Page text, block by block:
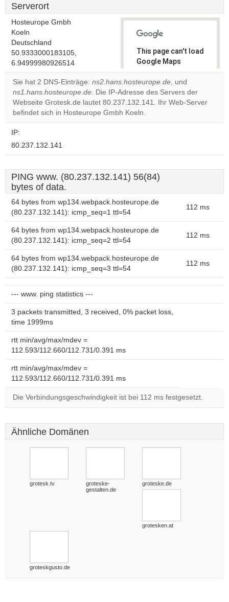
Serverort
Hosteurope Gmbh
Koeln
Deutschland
50.9333000183105,
6.94999980926514
This page can't load
Google Maps
correctly.
Do you
own this
OK
Sie hat 2 DNS-Einträge: ns2.hans.hosteurope.de, und
ns1.hans.hosteurope.de. Die IP-Adresse des Servers der
Webseite Grotesk.de lautet 80.237.132.141. Ihr Web-Server
befindet sich in Hosteurope Gmbh Koeln.
IP:
80.237.132.141
PING www. (80.237.132.141) 56(84)
bytes of data.
64 bytes from wp134.webpack.hosteurope.de
(80.237.132.141): icmp_seq=1 ttl=54
112 ms
64 bytes from wp134.webpack.hosteurope.de
(80.237.132.141): icmp_seq=2 ttl=54
112 ms
64 bytes from wp134.webpack.hosteurope.de
(80.237.132.141): icmp_seq=3 ttl=54
112 ms
--- www. ping statistics ---
3 packets transmitted, 3 received, 0% packet loss,
time 1999ms
rtt min/avg/max/mdev =
112.593/112.660/112.731/0.391 ms
rtt min/avg/max/mdev =
112.593/112.660/112.731/0.391 ms
Die Verbindungsgeschwindigkeit ist bei 112 ms festgesetzt.
Ähnliche Domänen
grotesk.tv
groteske-
gestalten.de
groteske.de
grotesken.at
groteskgusto.de